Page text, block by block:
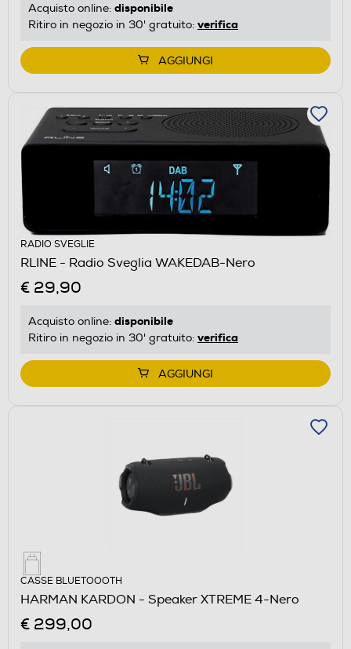
Acquisto online: disponibile
Ritiro in negozio in 30' gratuito: verifica
AGGIUNGI
RADIO SVEGLIE
RLINE - Radio Sveglia WAKEDAB-Nero
€ 29,90
Acquisto online: disponibile
Ritiro in negozio in 30' gratuito: verifica
AGGIUNGI
CASSE BLUETOOOTH
HARMAN KARDON - Speaker XTREME 4-Nero
€ 299,00